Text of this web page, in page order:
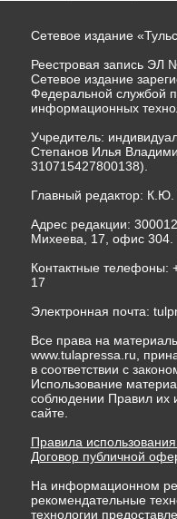
Сетевое издание
Реестровая запись ЭЛ
Сетевое издание
Федеральной службой
информационных
Учредитель:
Степанов Илья
310715427800138).
Главный редактор: К.Ю.
Адрес редакции:
Михеева, 17, офис 304.
Контактные телефоны:
17
Электронная почта:
Все права на
www.tulapressa.ru,
в соответствии с
Использование
соблюдении Правил их
сайте.
Правила
Договор публичной
На информационном
рекомендательные
технологии